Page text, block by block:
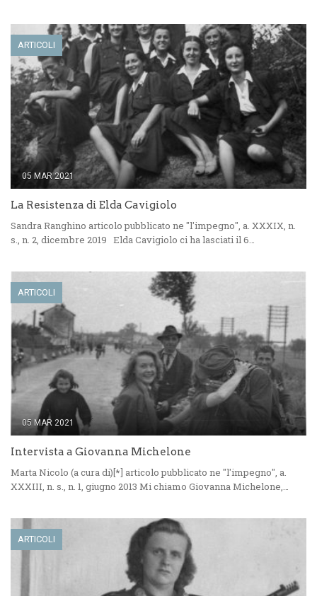
ARTICOLI
05 MAR 2021
La Resistenza di Elda Cavigiolo
Sandra Ranghino articolo pubblicato ne "l'impegno", a. XXXIX, n.
s., n. 2, dicembre 2019 Elda Cavigiolo ci ha lasciati il 6…
ARTICOLI
05 MAR 2021
Intervista a Giovanna Michelone
Marta Nicolo (a cura di)[*] articolo pubblicato ne "l'impegno", a.
XXXIII, n. s., n. 1, giugno 2013 Mi chiamo Giovanna Michelone,…
ARTICOLI